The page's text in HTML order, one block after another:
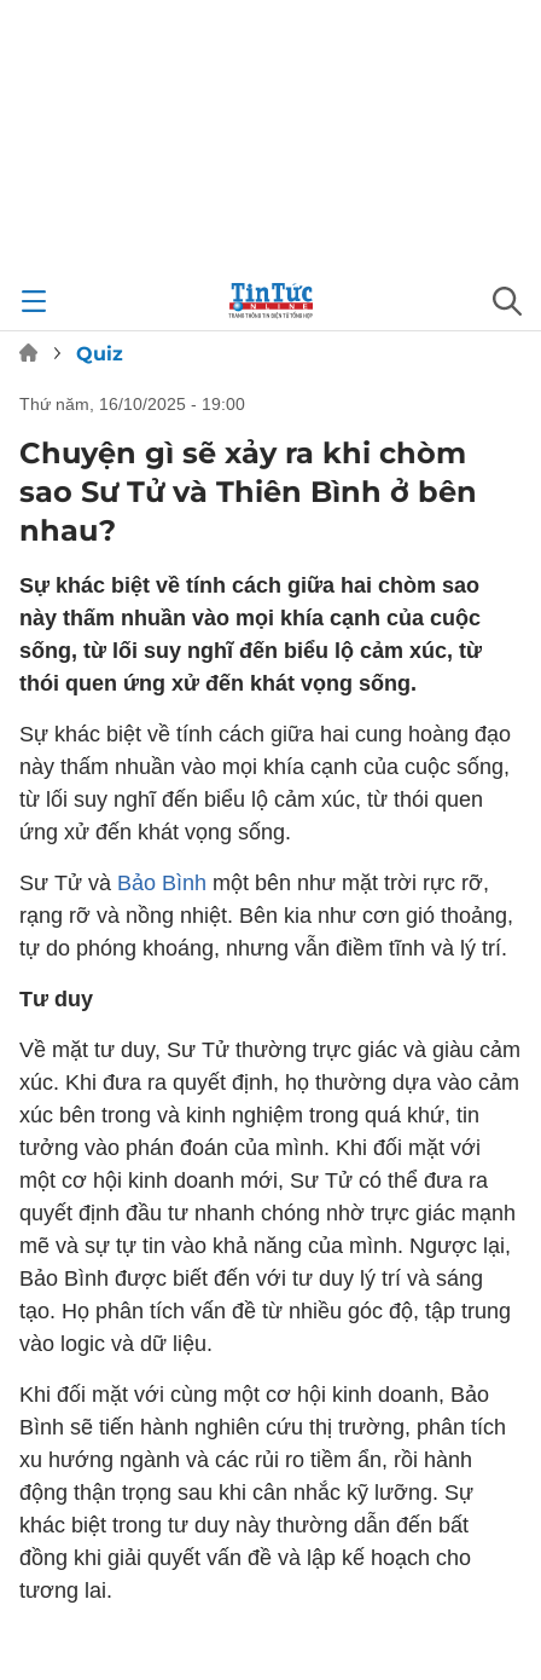
Quiz
thứ năm, 16/10/2025 - 19:00
Chuyện gì sẽ xảy ra khi chòm
sao Sư Tử và Thiên Bình ở bên
nhau?
Sự khác biệt về tính cách giữa hai chòm sao
này thấm nhuần vào mọi khía cạnh của cuộc
sống, từ lối suy nghĩ đến biểu lộ cảm xúc, từ
thói quen ứng xử đến khát vọng sống.
Sự khác biệt về tính cách giữa hai cung hoàng đạo
này thấm nhuần vào mọi khía cạnh của cuộc sống,
từ lối suy nghĩ đến biểu lộ cảm xúc, từ thói quen
ứng xử đến khát vọng sống.
Sư Tử và Bảo Bình một bên như mặt trời rực rỡ,
rạng rỡ và nồng nhiệt. Bên kia như cơn gió thoảng,
tự do phóng khoáng, nhưng vẫn điềm tĩnh và lý trí.
Tư duy
Về mặt tư duy, Sư Tử thường trực giác và giàu cảm
xúc. Khi đưa ra quyết định, họ thường dựa vào cảm
xúc bên trong và kinh nghiệm trong quá khứ, tin
tưởng vào phán đoán của mình. Khi đối mặt với
một cơ hội kinh doanh mới, Sư Tử có thể đưa ra
quyết định đầu tư nhanh chóng nhờ trực giác mạnh
mẽ và sự tự tin vào khả năng của mình. Ngược lại,
Bảo Bình được biết đến với tư duy lý trí và sáng
tạo. Họ phân tích vấn đề từ nhiều góc độ, tập trung
vào logic và dữ liệu.
Khi đối mặt với cùng một cơ hội kinh doanh, Bảo
Bình sẽ tiến hành nghiên cứu thị trường, phân tích
xu hướng ngành và các rủi ro tiềm ẩn, rồi hành
động thận trọng sau khi cân nhắc kỹ lưỡng. Sự
khác biệt trong tư duy này thường dẫn đến bất
đồng khi giải quyết vấn đề và lập kế hoạch cho
tương lai.